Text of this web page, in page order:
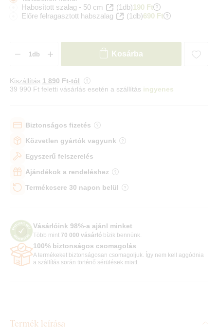
Habosított szalag - 50 cm
(1db)190 Ft
Előre felragasztott habszalag
(1db)690 Ft
Kosárba
Kiszállítás 1 890 Ft-tól
39 990 Ft feletti vásárlás esetén a szállítás ingyenes
Biztonságos fizetés
Közvetlen gyártók vagyunk
Egyszerű felszerelés
Ajándékok a rendeléshez
Termékcsere 30 napon belül
Vásárlóink 98%-a ajánl minket
Több mint 70 000 vásárló bízik bennünk.
100% biztonságos csomagolás
A termékeket biztonságosan csomagoljuk. Így nem kell aggódnia
a szállítás során történő sérülések miatt.
Termék leírása